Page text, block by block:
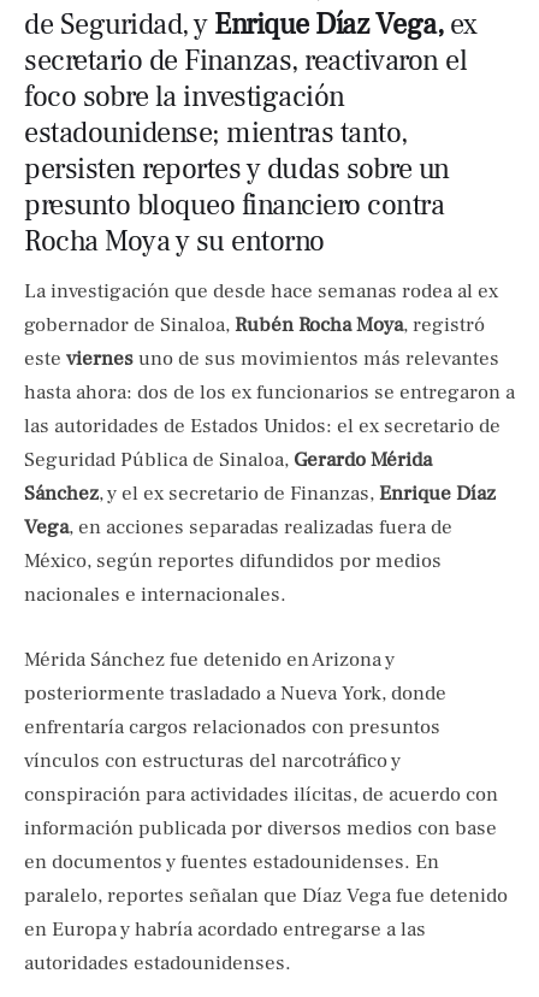
de Seguridad, yEnrique Díaz Vega,ex
secretario de Finanzas, reactivaron el
foco sobre la investigación
estadounidense; mientras tanto,
persisten reportes y dudas sobre un
presunto bloqueo financiero contra
Rocha Moya y su entorno
La investigación que desde hace semanas rodea al ex
gobernador de Sinaloa,Rubén Rocha Moya, registró
este viernesuno de sus movimientos más relevantes
hasta ahora: dos de los ex funcionarios se entregaron a
las autoridades de Estados Unidos: el ex secretario de
Seguridad Pública de Sinaloa, Gerardo Mérida
Sánchez, y el ex secretario de Finanzas,Enrique Díaz
Vega, en acciones separadas realizadas fuera de
México, según reportes difundidos por medios
nacionales e internacionales.
Mérida Sánchez fue detenido en Arizona y
posteriormente trasladado a Nueva York, donde
enfrentaría cargos relacionados con presuntos
vínculos con estructuras del narcotráfico y
conspiración para actividades ilícitas, de acuerdo con
información publicada por diversos medios con base
en documentos y fuentes estadounidenses. En
paralelo, reportes señalan que Díaz Vega fue detenido
en Europa y habría acordado entregarse a las
autoridades estadounidenses.